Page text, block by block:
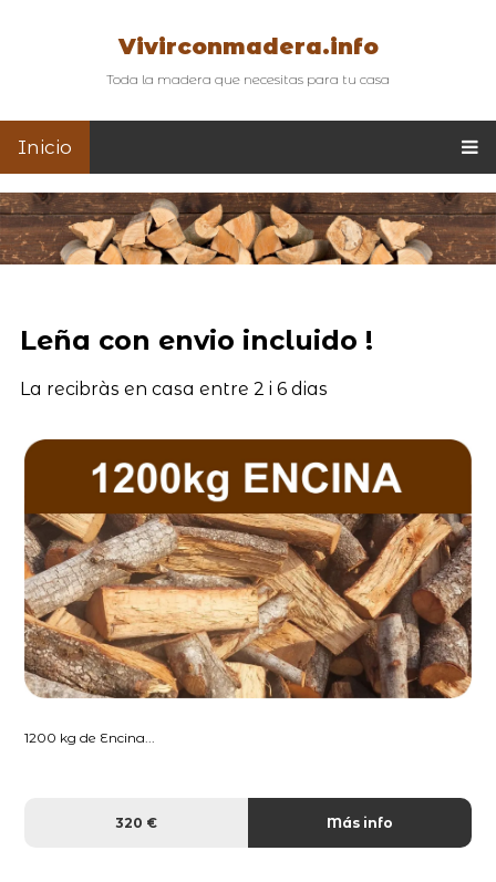
Vivirconmadera.info
Toda la madera que necesitas para tu casa
Inicio
Leña con envio incluido !
La recibràs en casa entre 2 i 6 dias
1200 kg de Encina...
320 € Más info